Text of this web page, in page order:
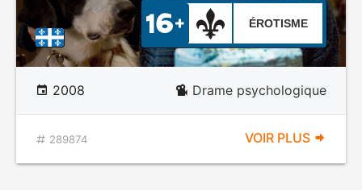
ÉROTISME
2008 Drame psychologique
289874 VOIR PLUS